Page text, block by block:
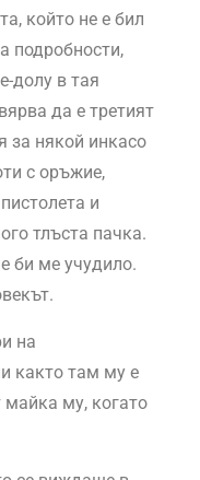
който не е бил
подробности,
долу в тая
да е третият
за някой инкасо
с оръжие,
и
тлъста пачка.
би ме учудило.
на
както там му е
майка му, когато